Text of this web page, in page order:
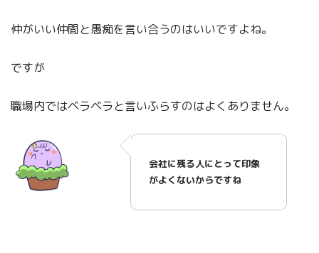
仲がいい仲間と愚痴を言い合うのはいいですよね。
ですが
職場内ではベラベラと言いふらすのはよくありません。
会社に残る人にとって印象
がよくないからですね